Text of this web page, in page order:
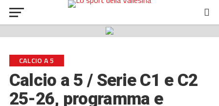
CALCIO A 5
Calcio a 5 / Serie C1 e C2
25-26, programma e